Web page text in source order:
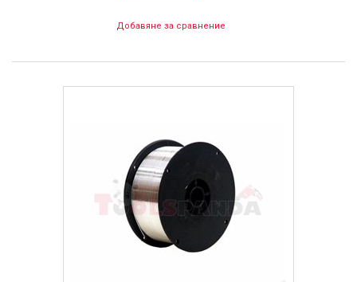
Добавяне за сравнение